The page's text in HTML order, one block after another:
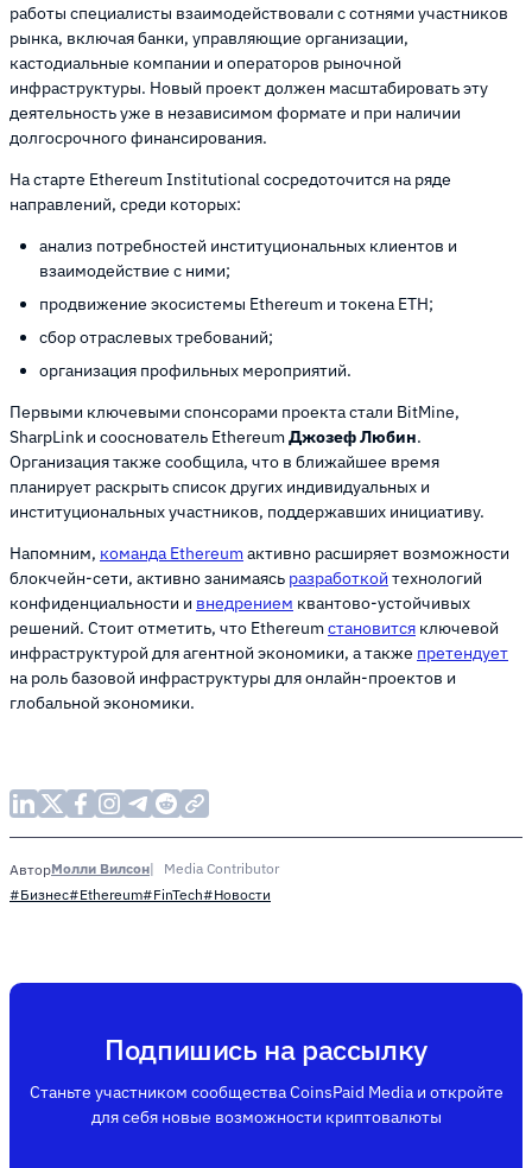
работы специалисты взаимодействовали с сотнями участников
рынка, включая банки, управляющие организации,
кастодиальные компании и операторов рыночной
инфраструктуры. Новый проект должен масштабировать эту
деятельность уже в независимом формате и при наличии
долгосрочного финансирования.
На старте Ethereum Institutional сосредоточится на ряде
направлений, среди которых:
анализ потребностей институциональных клиентов и
взаимодействие с ними;
продвижение экосистемы Ethereum и токена ETH;
сбор отраслевых требований;
организация профильных мероприятий.
Первыми ключевыми спонсорами проекта стали BitMine,
SharpLink и сооснователь EthereumДжозеф Любин.
Организация также сообщила, что в ближайшее время
планирует раскрыть список других индивидуальных и
институциональных участников, поддержавших инициативу.
Напомним, команда Ethereumактивно расширяет возможности
блокчейн-сети, активно занимаясь разработкой технологий
конфиденциальности и внедрением квантово-устойчивых
решений. Стоит отметить, что Ethereumстановится ключевой
инфраструктурой для агентной экономики, а также претендует
на роль базовой инфраструктуры для онлайн-проектов и
глобальной экономики.
АвторМолли Вилсон
Media Contributor
#Бизнес#Ethereum#FinTech#Новости
Подпишись на рассылку
Станьте участником сообщества CoinsPaid Media и откройте
для себя новые возможности криптовалюты